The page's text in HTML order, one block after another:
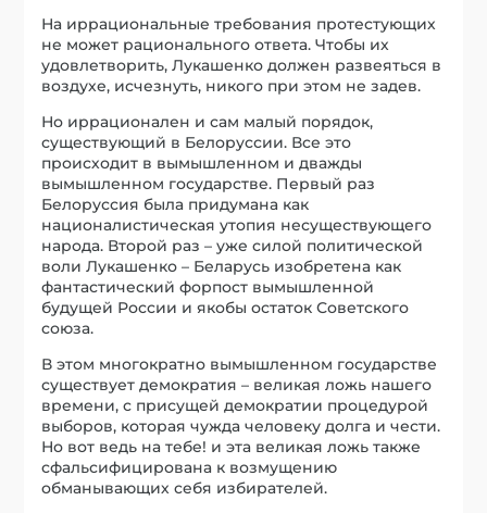
На иррациональные требования протестующих
не может рационального ответа. Чтобы их
удовлетворить, Лукашенко должен развеяться в
воздухе, исчезнуть, никого при этом не задев.
Но иррационален и сам малый порядок,
существующий в Белоруссии. Все это
происходит в вымышленном и дважды
вымышленном государстве. Первый раз
Белоруссия была придумана как
националистическая утопия несуществующего
народа. Второй раз – уже силой политической
воли Лукашенко – Беларусь изобретена как
фантастический форпост вымышленной
будущей России и якобы остаток Советского
союза.
В этом многократно вымышленном государстве
существует демократия – великая ложь нашего
времени, с присущей демократии процедурой
выборов, которая чужда человеку долга и чести.
Но вот ведь на тебе! и эта великая ложь также
сфальсифицирована к возмущению
обманывающих себя избирателей.